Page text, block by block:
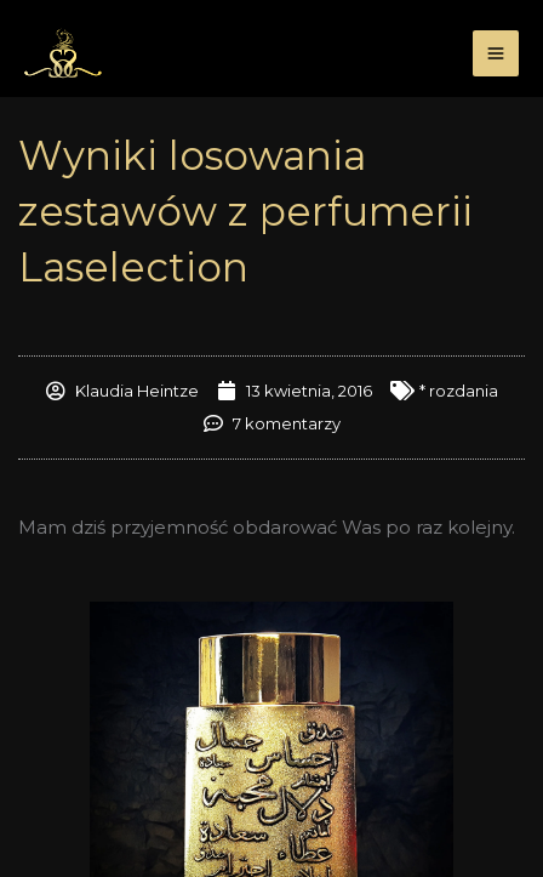
treści
Wyniki losowania
zestawów z perfumerii
Laselection
Klaudia Heintze 13 kwietnia, 2016
* rozdania
7 komentarzy
Mam dziś przyjemność obdarować Was po raz kolejny.